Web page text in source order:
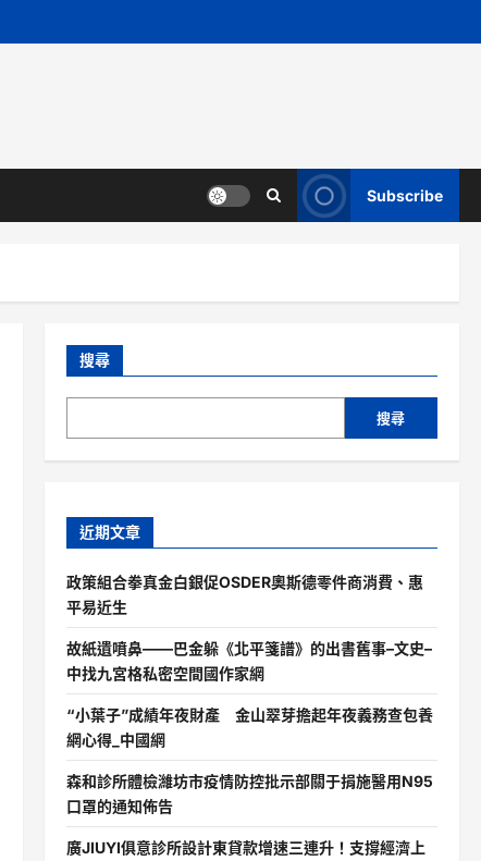
Subscribe
搜尋
搜尋
近期文章
政策組合拳真金白銀促OSDER奧斯德零件商消費、惠
平易近生
故紙遺噴鼻——巴金躲《北平箋譜》的出書舊事–文史–
中找九宮格私密空間國作家網
“小葉子”成績年夜財產 金山翠芽擔起年夜義務查包養
網心得_中國網
森和診所體檢濰坊市疫情防控批示部關于捐施醫用N95
口罩的通知佈告
廣JIUYI俱意診所設計東貸款增速三連升！支撐經濟上